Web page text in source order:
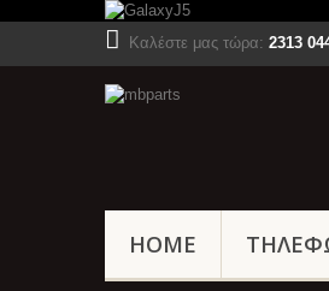
Καλέστε μας τώρα: 2313
HOME